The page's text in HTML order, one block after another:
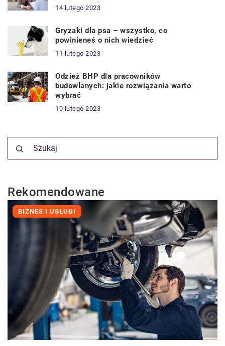
14 lutego 2023
Gryzaki dla psa – wszystko, co
powinieneś o nich wiedzieć
11 lutego 2023
Odzież BHP dla pracowników
budowlanych: jakie rozwiązania warto
wybrać
10 lutego 2023
Rekomendowane
BIZNES I USŁUGI